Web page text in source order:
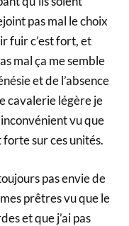
pas mal le choix
fuir c’est fort, et
mal ça me semble
et de l’absence
cavalerie légère je
vu que
sur ces unités.
pas envie de
prêtres vu que le
et que j’ai pas